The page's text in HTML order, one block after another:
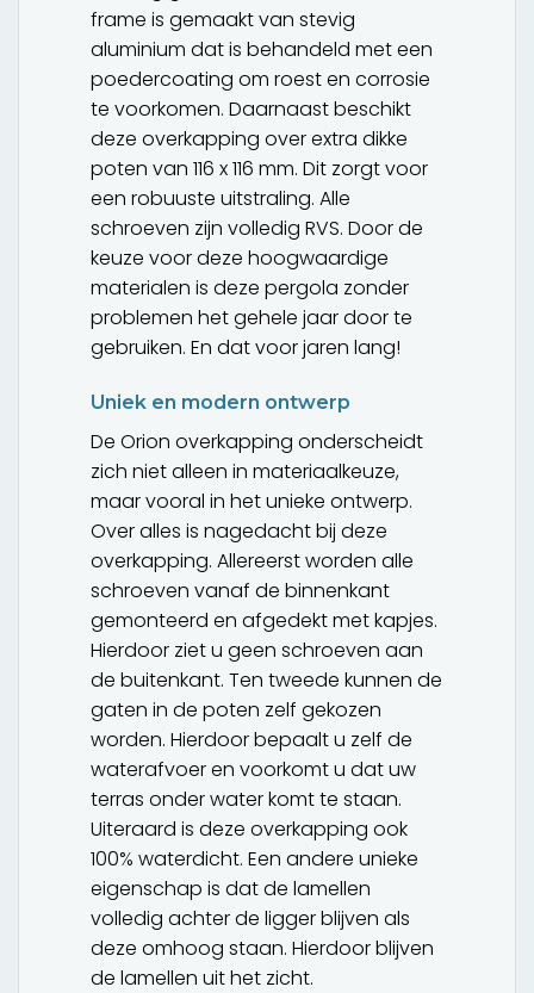
frame is gemaakt van stevig
aluminium dat is behandeld met een
poedercoating om roest en corrosie
te voorkomen. Daarnaast beschikt
deze overkapping over extra dikke
poten van 116 x 116 mm. Dit zorgt voor
een robuuste uitstraling. Alle
schroeven zijn volledig RVS. Door de
keuze voor deze hoogwaardige
materialen is deze pergola zonder
problemen het gehele jaar door te
gebruiken. En dat voor jaren lang!
Uniek en modern ontwerp
De Orion overkapping onderscheidt
zich niet alleen in materiaalkeuze,
maar vooral in het unieke ontwerp.
Over alles is nagedacht bij deze
overkapping. Allereerst worden alle
schroeven vanaf de binnenkant
gemonteerd en afgedekt met kapjes.
Hierdoor ziet u geen schroeven aan
de buitenkant. Ten tweede kunnen de
gaten in de poten zelf gekozen
worden. Hierdoor bepaalt u zelf de
waterafvoer en voorkomt u dat uw
terras onder water komt te staan.
Uiteraard is deze overkapping ook
100% waterdicht. Een andere unieke
eigenschap is dat de lamellen
volledig achter de ligger blijven als
deze omhoog staan. Hierdoor blijven
de lamellen uit het zicht.